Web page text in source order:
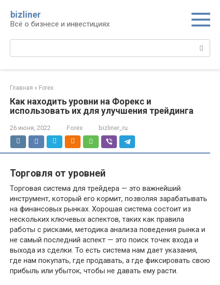
контенту
bizliner
Всё о бизнесе и инвестициях
Поиск:
Главная » Forex
Как находить уровни на Форекс и
использовать их для улучшения трейдинга
26 июня, 2022 Forex bizliner_ru
Торговля от уровней
Торговая система для трейдера — это важнейший
инструмент, который его кормит, позволяя зарабатывать
на финансовых рынках. Хорошая система состоит из
нескольких ключевых аспектов, таких как правила
работы с рисками, методика анализа поведения рынка и
не самый последний аспект — это поиск точек входа и
выхода из сделки. То есть система нам дает указания,
где нам покупать, где продавать, а где фиксировать свою
прибыль или убыток, чтобы не давать ему расти.